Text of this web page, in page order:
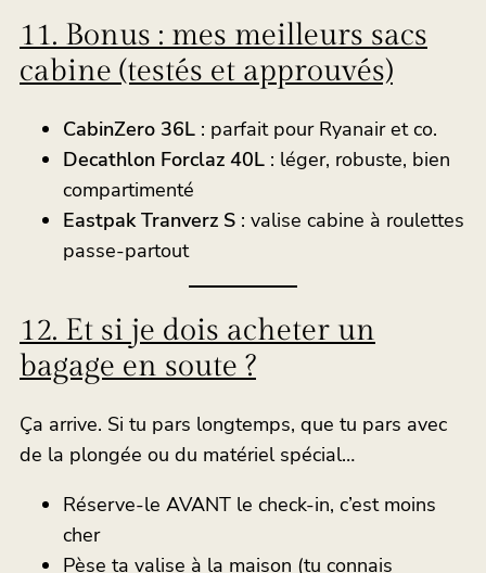
11. Bonus : mes meilleurs sacs
cabine (testés et approuvés)
CabinZero 36L : parfait pour Ryanair et co.
Decathlon Forclaz 40L : léger, robuste, bien
compartimenté
Eastpak Tranverz S : valise cabine à roulettes
passe-partout
12. Et si je dois acheter un
bagage en soute ?
Ça arrive. Si tu pars longtemps, que tu pars avec
de la plongée ou du matériel spécial…
Réserve-le AVANT le check-in, c’est moins
cher
Pèse ta valise à la maison (tu connais